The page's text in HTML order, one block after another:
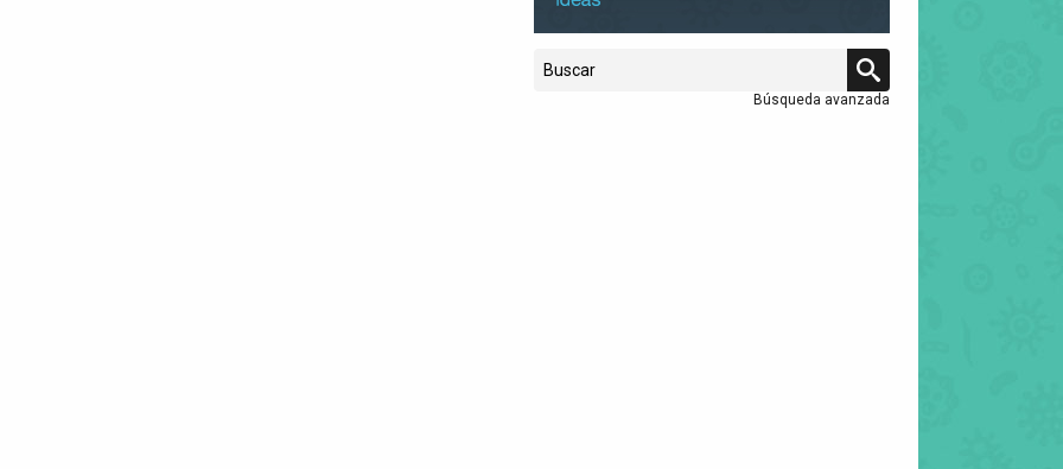
Búsqueda avanzada